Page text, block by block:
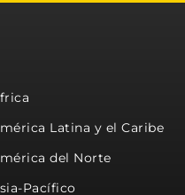
Latina y el Caribe
del Norte
Pacífico